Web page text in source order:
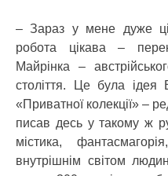
– Зараз у мене дуже
робота цікава –
Майрінка –
століття. Це була ідея
«Приватної колекції» –
писав десь у такому ж
містика,
внутрішнім світом